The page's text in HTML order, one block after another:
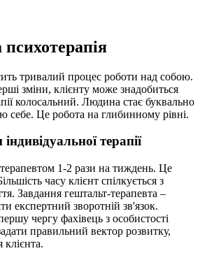
психотерапія
тривалий процес роботи над собою.
зміни, клієнту може знадобиться
колосальний. Людина стає буквально
себе. Це робота на глибинному рівні.
терапії
терапевтом 1-2 рази на тиждень. Це
часу клієнт спілкується з
Завдання гештальт-терапевта –
експертний зворотній зв'язок.
чергу фахівець з особистості
правильний вектор розвитку,
клієнта.